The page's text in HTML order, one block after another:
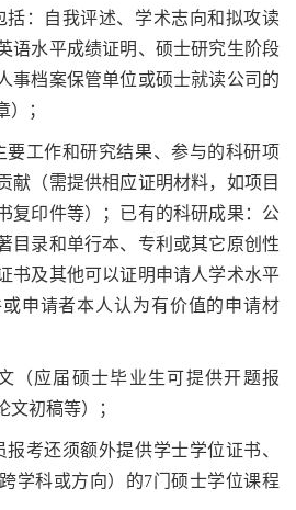
括：自我评述、学术志向和拟攻读
语水平成绩证明、硕士研究生阶段
事档案保管单位或硕士就读公司的
；
要工作和研究结果、参与的科研项
献（需提供相应证明材料，如项目
复印件等）；已有的科研成果：公
目录和单行本、专利或其它原创性
书及其他可以证明申请人学术水平
申请者本人认为有价值的申请材
（应届硕士毕业生可提供开题报
文初稿等）；
报考还须额外提供学士学位证书、
学科或方向）的7门硕士学位课程